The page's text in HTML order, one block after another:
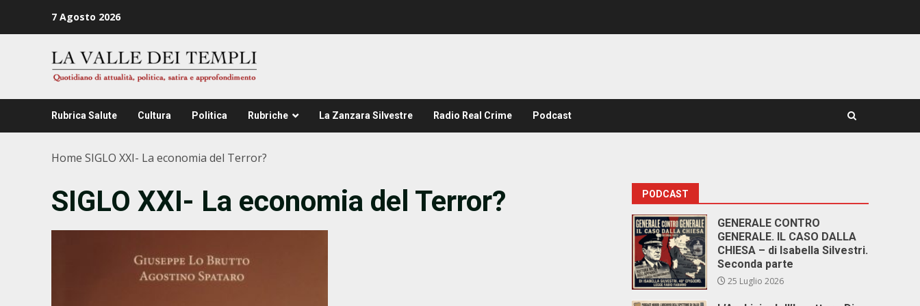
7 Agosto 2026
Rubrica Salute Cultura Politica Rubriche La Zanzara Silvestre Radio Real Crime Podcast
Home SIGLO XXI- La economia del Terror?
SIGLO XXI- La economia del Terror? PODCAST
GENERALE CONTRO
GENERALE. IL CASO DALLA
CHIESA – di Isabella Silvestri.
Seconda parte
25 Luglio 2026